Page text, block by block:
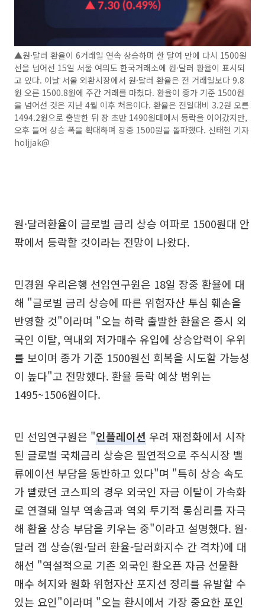
▲원·달러 환율이 6거래일 연속 상승하며 한 달여 만에 다시 1500원
선을 넘어선 15일 서울 여의도 한국거래소에 원·달러 환율이 표시되
고 있다. 이날 서울 외환시장에서 원·달러 환율은 전 거래일보다 9.8
원 오른 1500.8원에 주간 거래를 마쳤다. 환율이 종가 기준 1500원
을 넘어선 것은 지난 4월 이후 처음이다. 환율은 전일대비 3.2원 오른
1494.2원으로 출발한 뒤 장 초반 1490원대에서 등락을 이어갔지만,
오후 들어 상승 폭을 확대하며 장중 1500원을 돌파했다. 신태현 기자
holjjak@
원·달러환율이 글로벌 금리 상승 여파로 1500원대 안
팎에서 등락할 것이라는 전망이 나왔다.
민경원 우리은행 선임연구원은 18일 장중 환율에 대
해 "글로벌 금리 상승에 따른 위험자산 투심 훼손을
반영할 것"이라며 "오늘 하락 출발한 환율은 증시 외
국인 이탈, 역내외 저가매수 유입에 상승압력이 우위
를 보이며 종가 기준 1500원선 회복을 시도할 가능성
이 높다"고 전망했다. 환율 등락 예상 범위는
1495~1506원이다.
민 선임연구원은 "인플레이션 우려 재점화에서 시작
된 글로벌 국채금리 상승은 필연적으로 주식시장 밸
류에이션 부담을 동반하고 있다"며 "특히 상승 속도
가 빨랐던 코스피의 경우 외국인 자금 이탈이 가속화
로 연결돼 일부 역송금과 역외 투기적 롱심리를 자극
해 환율 상승 부담을 키우는 중"이라고 설명했다. 원·
달러 갭 상승(원·달러 환율-달러화지수 간 격차)에 대
해선 "역설적으로 기존 외국인 환오픈 자금 선물환
매수 헤지와 원화 위험자산 포지션 정리를 유발할 수
있는 요인"이라며 "오늘 환시에서 가장 중요한 포인